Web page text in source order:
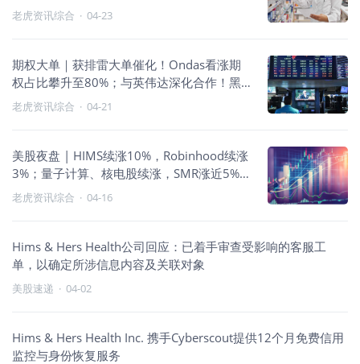
老虎资讯综合 · 04-23
期权大单｜获排雷大单催化！Ondas看涨期
权占比攀升至80%；与英伟达深化合作！黑
莓股价飙升，期权成交量激增
老虎资讯综合 · 04-21
美股夜盘 | HIMS续涨10%，Robinhood续涨
3%；量子计算、核电股续涨，SMR涨近5%，
IONQ涨超3%
老虎资讯综合 · 04-16
Hims & Hers Health公司回应：已着手审查受影响的客服工
单，以确定所涉信息内容及关联对象
美股速递 · 04-02
Hims & Hers Health Inc. 携手Cyberscout提供12个月免费信用
监控与身份恢复服务